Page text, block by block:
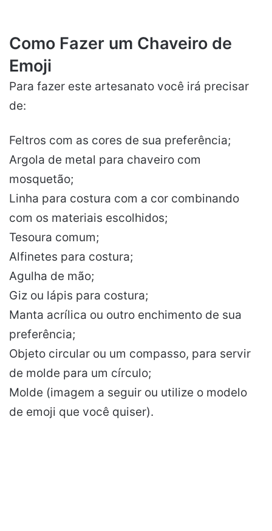
Como Fazer um Chaveiro de
Emoji
Para fazer este artesanato você irá precisar
de:
Feltros com as cores de sua preferência;
Argola de metal para chaveiro com
mosquetão;
Linha para costura com a cor combinando
com os materiais escolhidos;
Tesoura comum;
Alfinetes para costura;
Agulha de mão;
Giz ou lápis para costura;
Manta acrílica ou outro enchimento de sua
preferência;
Objeto circular ou um compasso, para servir
de molde para um círculo;
Molde (imagem a seguir ou utilize o modelo
de emoji que você quiser).